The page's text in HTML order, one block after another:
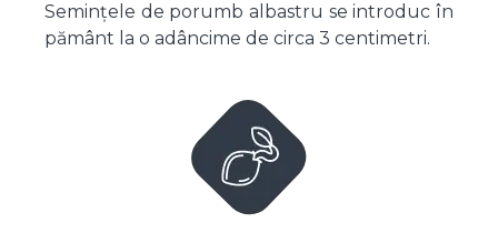
Semințele de porumb albastru se introduc în
pământ la o adâncime de circa 3 centimetri.